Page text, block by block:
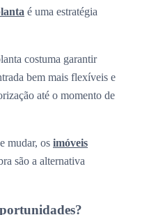
é uma estratégia
costuma garantir
bem mais flexíveis e
até o momento de
mudar, os imóveis
são a alternativa